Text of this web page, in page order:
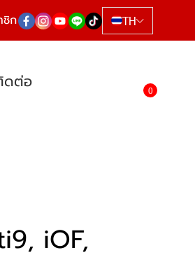
ชิก TH
ดต่อ
0
iOF,